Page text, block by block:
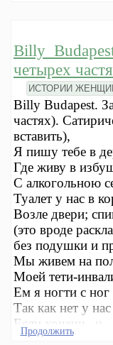
четырех
ИСТОРИИ
Billy Budapest.
частях).
вставить),
Я пишу тебе в
Где живу в
С алкогольною
Туалет у нас в
Возле двери;
(это вроде
без подушки и
Мы живем на
Моей тети-
Ем я ногти с ног
Так как нет у
Если хочешь, ч
Продолжить